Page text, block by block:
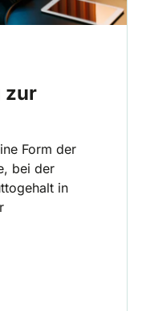
zur
Form der
bei der
in